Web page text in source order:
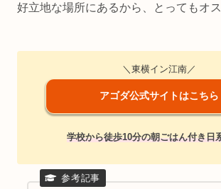
好立地な場所にあるから、とってもオス
＼東横イン江南／
アゴダ公式サイトはこちら
学校から徒歩10分の朝ごはん付き日